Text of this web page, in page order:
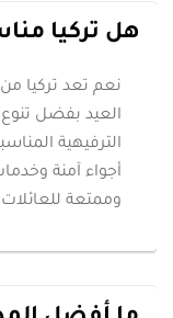
هل تركيا
نعم تعد تركيا
العيد بفضل
الترفيهية
أجواء آمنة
وممتعة